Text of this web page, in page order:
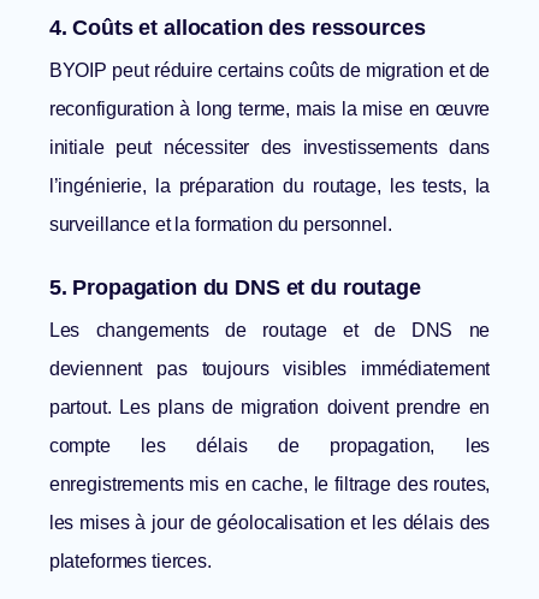
4. Coûts et allocation des ressources
BYOIP peut réduire certains coûts de migration et de
reconfiguration à long terme, mais la mise en œuvre
initiale peut nécessiter des investissements dans
l’ingénierie, la préparation du routage, les tests, la
surveillance et la formation du personnel.
5. Propagation du DNS et du routage
Les changements de routage et de DNS ne
deviennent pas toujours visibles immédiatement
partout. Les plans de migration doivent prendre en
compte les délais de propagation, les
enregistrements mis en cache, le filtrage des routes,
les mises à jour de géolocalisation et les délais des
plateformes tierces.